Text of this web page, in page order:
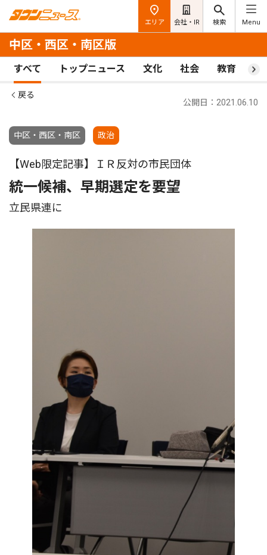
エリア 会社・IR 検索 Menu
中区・西区・南区版
すべて トップニュース 文化 社会 教育 ス
戻る
中区・西区・南区 政治
公開日：2021.06.10
【Web限定記事】ＩＲ反対の市民団体
統一候補、早期選定を要望
立民県連に